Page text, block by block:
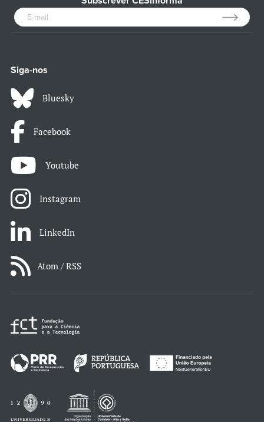
Siga-nos
Bluesky
Facebook
Youtube
Instagram
LinkedIn
Atom / RSS